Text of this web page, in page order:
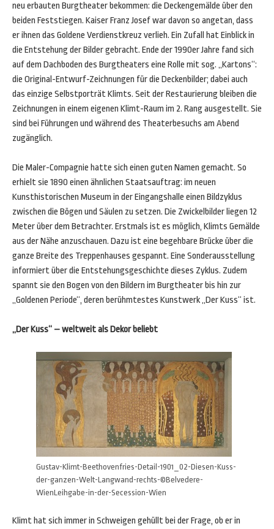
neu erbauten Burgtheater bekommen: die Deckengemälde über den
beiden Feststiegen. Kaiser Franz Josef war davon so angetan, dass
er ihnen das Goldene Verdienstkreuz verlieh. Ein Zufall hat Einblick in
die Entstehung der Bilder gebracht. Ende der 1990er Jahre fand sich
auf dem Dachboden des Burgtheaters eine Rolle mit sog. „Kartons“:
die Original-Entwurf-Zeichnungen für die Deckenbilder; dabei auch
das einzige Selbstporträt Klimts. Seit der Restaurierung bleiben die
Zeichnungen in einem eigenen Klimt-Raum im 2. Rang ausgestellt. Sie
sind bei Führungen und während des Theaterbesuchs am Abend
zugänglich.
Die Maler-Compagnie hatte sich einen guten Namen gemacht. So
erhielt sie 1890 einen ähnlichen Staatsauftrag: im neuen
Kunsthistorischen Museum in der Eingangshalle einen Bildzyklus
zwischen die Bögen und Säulen zu setzen. Die Zwickelbilder liegen 12
Meter über dem Betrachter. Erstmals ist es möglich, Klimts Gemälde
aus der Nähe anzuschauen. Dazu ist eine begehbare Brücke über die
ganze Breite des Treppenhauses gespannt. Eine Sonderausstellung
informiert über die Entstehungsgeschichte dieses Zyklus. Zudem
spannt sie den Bogen von den Bildern im Burgtheater bis hin zur
„Goldenen Periode“, deren berühmtestes Kunstwerk „Der Kuss“ ist.
„Der Kuss“ – weltweit als Dekor beliebt
Gustav-Klimt-Beethovenfries-Detail-1901_02-Diesen-Kuss-
der-ganzen-Welt-Langwand-rechts-©Belvedere-
WienLeihgabe-in-der-Secession-Wien
Klimt hat sich immer in Schweigen gehüllt bei der Frage, ob er in